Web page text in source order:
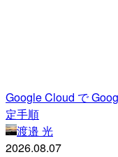
Google Cloud で
定手順
渡邉 光
2026.08.07